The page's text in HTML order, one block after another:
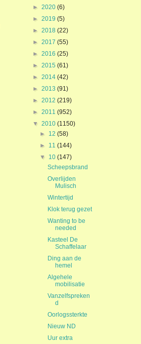
► 2020 (6)
► 2019 (5)
► 2018 (22)
► 2017 (55)
► 2016 (25)
► 2015 (61)
► 2014 (42)
► 2013 (91)
► 2012 (219)
► 2011 (952)
▼ 2010 (1150)
► 12(58)
► 11(144)
▼ 10(147)
Scheepsbrand
Overlijden
Mulisch
Wintertijd
Klok terug gezet
Wanting to be
needed
Kasteel De
Schaffelaar
Ding aan de
hemel
Algehele
mobilisatie
Vanzelfspreken
d
Oorlogssterkte
Nieuw ND
Uur extra